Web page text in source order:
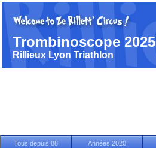
Trombinoscope 2025
Rillieux Lyon Triathlon
Tous depuis 88 Années 2020